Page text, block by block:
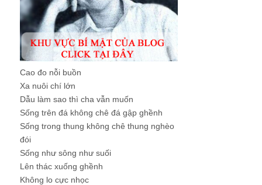
Cao đo nỗi buồn
Xa nuôi chí lớn
Dẫu làm sao thì cha vẫn muốn
Sống trên đá không chê đá gập ghềnh
Sống trong thung không chê thung nghèo
đói
Sống như sông như suối
Lên thác xuống ghềnh
Không lo cực nhọc